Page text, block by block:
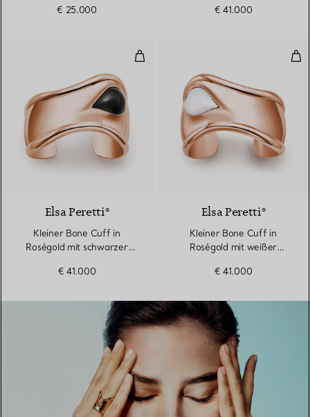
€ 25.000
€ 41.000
Kleiner Bone Cuff in Roségold
Elsa Peretti®
Kleiner Bone Cuff in
Roségold mit schwarzer
€ 41.000
Elsa Peretti®
Kleiner Bone Cuff in
Roségold mit weißer
€ 41.000